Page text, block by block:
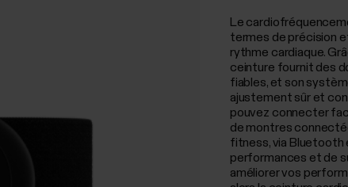
Le
termes de précision
rythme cardiaque.
ceinture fournit des
fiables, et son
ajustement sûr et
pouvez connecter
de montres
fitness, via Bluetooth
performances et de
améliorer vos